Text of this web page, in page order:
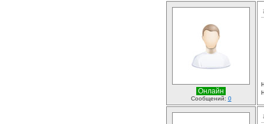
Онлайн
Сообщений: 0